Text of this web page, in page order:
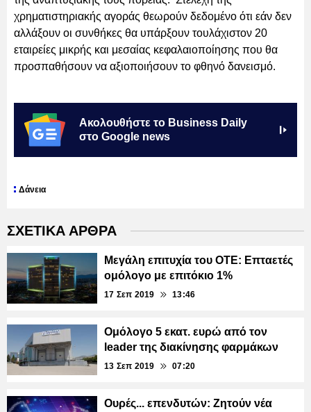
χρηματιστηριακής αγοράς θεωρούν δεδομένο ότι εάν δεν
αλλάξουν οι συνθήκες θα υπάρξουν τουλάχιστον 20
εταιρείες μικρής και μεσαίας κεφαλαιοποίησης που θα
προσπαθήσουν να αξιοποιήσουν το φθηνό δανεισμό.
Ακολουθήστε το Business Daily
στο Google news
Δάνεια
ΣΧΕΤΙΚΑ ΑΡΘΡΑ
Μεγάλη επιτυχία του ΟΤΕ: Επταετές
ομόλογο με επιτόκιο 1%
17 Σεπ 2019 13:46
Ομόλογο 5 εκατ. ευρώ από τον
leader της διακίνησης φαρμάκων
13 Σεπ 2019 07:20
Ουρές... επενδυτών: Ζητούν νέα